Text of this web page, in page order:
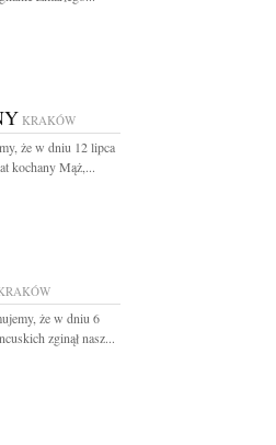
KRAKÓW
że w dniu 12 lipca
kochany Mąż,...
że w dniu 6
zginął nasz...